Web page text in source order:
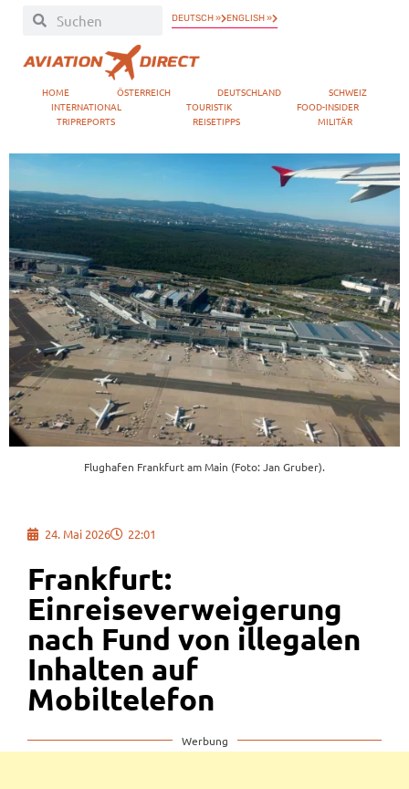
DEUTSCH » ENGLISH »
HOME ÖSTERREICH DEUTSCHLAND
SCHWEIZ
INTERNATIONAL
TOURISTIK
FOOD-INSIDER
TRIPREPORTS
REISETIPPS MILITÄR
Flughafen Frankfurt am Main (Foto: Jan Gruber).
24. Mai 2026 22:01
Frankfurt:
Einreiseverweigerung
nach Fund von illegalen
Inhalten auf
Mobiltelefon
Werbung